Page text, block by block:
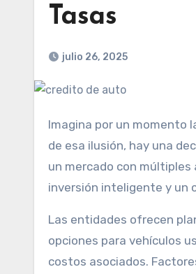
Tasas
julio 26, 2025
Imagina por un momento la emoción de elegir tu próximo vehículo: el color, el modelo, la tecnología. Pero detrás
de esa ilusión, hay una
un mercado con
inversión inteligente y un
Las entidades ofrecen
opciones para vehículos
costos asociados.